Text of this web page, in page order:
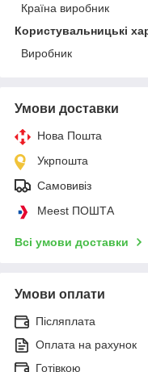
Країна виробник
Користувальницькі
Виробник
Умови доставки
Нова Пошта
Укрпошта
Самовивіз
Meest ПОШТА
Всі умови доставки
Умови оплати
Післяплата
Оплата на рахунок
Готівкою